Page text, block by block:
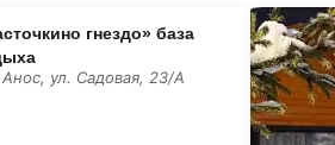
гнездо» база
ул. Садовая, 23/А
«Forest
Green»
комплекс